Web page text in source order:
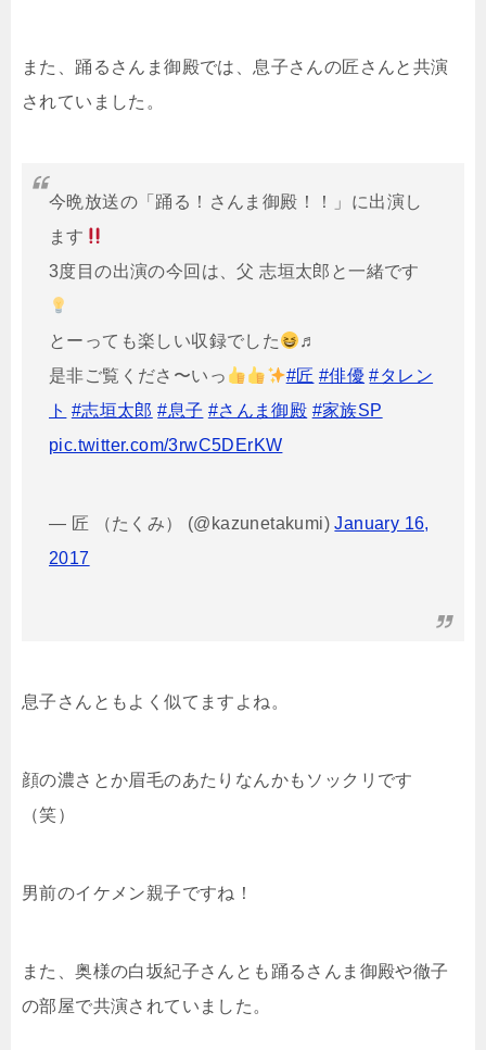
また、踊るさんま御殿では、息子さんの匠さんと共演
されていました。
今晩放送の「踊る！さんま御殿！！」に出演し
ます
3度目の出演の今回は、父 志垣太郎と一緒です
とーっても楽しい収録でした
♬
是非ご覧くださ〜いっ
#匠 #俳優 #タレン
ト #志垣太郎 #息子 #さんま御殿 #家族SP
pic.twitter.com/3rwC5DErKW
— 匠 （たくみ） (@kazunetakumi)January 16,
2017
息子さんともよく似てますよね。
顔の濃さとか眉毛のあたりなんかもソックリです
（笑）
男前のイケメン親子ですね！
また、奥様の白坂紀子さんとも踊るさんま御殿や徹子
の部屋で共演されていました。